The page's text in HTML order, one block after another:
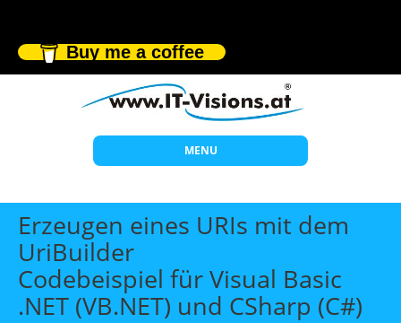
Buy me a coffee
MENU
Start
Themen
Beratung
Individuelle Schulungen
Erzeugen eines URIs mit dem
UriBuilder
Codebeispiel für Visual Basic
.NET (VB.NET) und CSharp (C#)